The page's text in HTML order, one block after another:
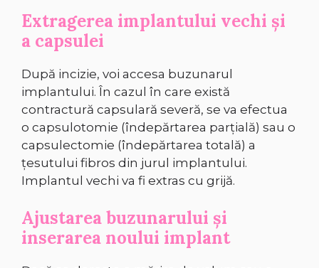
Extragerea implantului vechi și
a capsulei
După incizie, voi accesa buzunarul
implantului. În cazul în care există
contractură capsulară severă, se va efectua
o capsulotomie (îndepărtarea parțială) sau o
capsulectomie (îndepărtarea totală) a
țesutului fibros din jurul implantului.
Implantul vechi va fi extras cu grijă.
Ajustarea buzunarului și
inserarea noului implant